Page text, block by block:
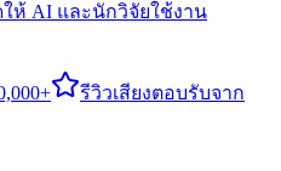
ให้ AI และนักวิจัยใช้งาน
รีวิวเสียงตอบรับจาก